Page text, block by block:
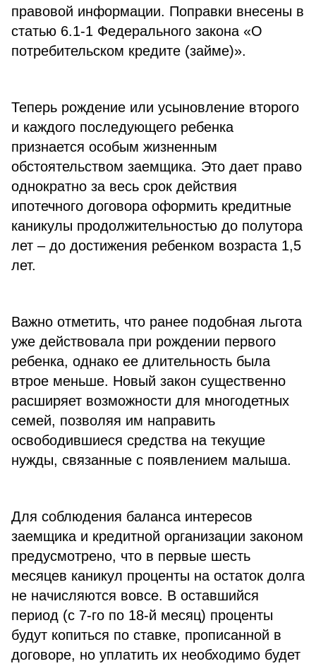
правовой информации. Поправки внесены в
статью 6.1-1 Федерального закона «О
потребительском кредите (займе)».
Теперь рождение или усыновление второго
и каждого последующего ребенка
признается особым жизненным
обстоятельством заемщика. Это дает право
однократно за весь срок действия
ипотечного договора оформить кредитные
каникулы продолжительностью до полутора
лет – до достижения ребенком возраста 1,5
лет.
Важно отметить, что ранее подобная льгота
уже действовала при рождении первого
ребенка, однако ее длительность была
втрое меньше. Новый закон существенно
расширяет возможности для многодетных
семей, позволяя им направить
освободившиеся средства на текущие
нужды, связанные с появлением малыша.
Для соблюдения баланса интересов
заемщика и кредитной организации законом
предусмотрено, что в первые шесть
месяцев каникул проценты на остаток долга
не начисляются вовсе. В оставшийся
период (с 7-го по 18-й месяц) проценты
будут копиться по ставке, прописанной в
договоре, но уплатить их необходимо будет